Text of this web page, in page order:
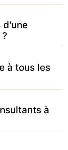
d'une
à tous les
à